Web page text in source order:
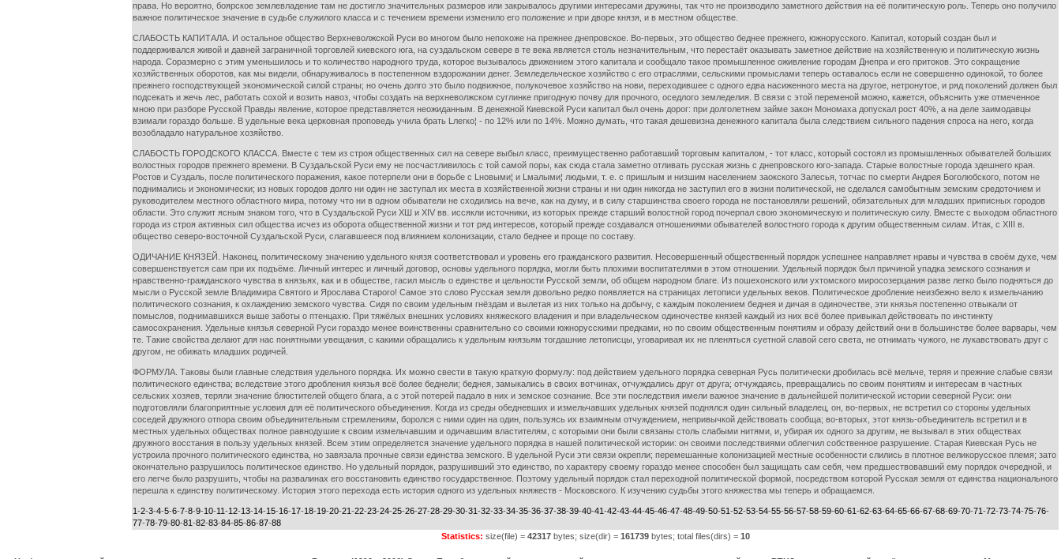
права. Но вероятно, боярское землевладение там не достигло значительных размеров или закрывалось другими интересами дружины, так что не производило заметного действия на её политическую роль. Теперь оно получило
важное политическое значение в судьбе служилого класса и с течением времени изменило его положение и при дворе князя, и в местном обществе.
СЛАБОСТЬ КАПИТАЛА. И остальное общество Верхневолжской Руси во многом было непохоже на прежнее днепровское. Во-первых, это общество беднее прежнего, южнорусского. Капитал, который создан был и
поддерживался живой и давней заграничной торговлей киевского юга, на суздальском севере в те века является столь незначительным, что перестаёт оказывать заметное действие на хозяйственную и политическую жизнь
народа. Соразмерно с этим уменьшилось и то количество народного труда, которое вызывалось движением этого капитала и сообщало такое промышленное оживление городам Днепра и его притоков. Это сокращение
хозяйственных оборотов, как мы видели, обнаруживалось в постепенном вздорожании денег. Земледельческое хозяйство с его отраслями, сельскими промыслами теперь оставалось если не совершенно одинокой, то более
прежнего господствующей экономической силой страны; но очень долго это было подвижное, полукочевое хозяйство на нови, переходившее с одного едва насиженного места на другое, нетронутое, и ряд поколений должен был
подсекать и жечь лес, работать сохой и возить навоз, чтобы создать на верхневолжском суглинке пригодную почву для прочного, оседлого земледелия. В связи с этой переменой можно, кажется, объяснить уже отмеченное
мною при разборе Русской Правды явление, которое представляется неожиданным. В денежной Киевской Руси капитал был очень дорог: при долголетнем займе закон Мономаха допускал рост 40%, а на деле заимодавцы
взимали гораздо больше. В удельные века церковная проповедь учила брать Lлегко¦ - по 12% или по 14%. Можно думать, что такая дешевизна денежного капитала была следствием сильного падения спроса на него, когда
возобладало натуральное хозяйство.
СЛАБОСТЬ ГОРОДСКОГО КЛАССА. Вместе с тем из строя общественных сил на севере выбыл класс, преимущественно работавший торговым капиталом, - тот класс, который состоял из промышленных обывателей больших
волостных городов прежнего времени. В Суздальской Руси ему не посчастливилось с той самой поры, как сюда стала заметно отливать русская жизнь с днепровского юго-запада. Старые волостные города здешнего края.
Ростов и Суздаль, после политического поражения, какое потерпели они в борьбе с Lновыми¦ и Lмалыми¦ людьми, т. е. с пришлым и низшим населением заокского Залесья, тотчас по смерти Андрея Боголюбского, потом не
поднимались и экономически; из новых городов долго ни один не заступал их места в хозяйственной жизни страны и ни один никогда не заступил его в жизни политической, не сделался самобытным земским средоточием и
руководителем местного областного мира, потому что ни в одном обыватели не сходились на вече, как на думу, и в силу старшинства своего города не постановляли решений, обязательных для младших приписных городов
области. Это служит ясным знаком того, что в Суздальской Руси ХШ и XIV вв. иссякли источники, из которых прежде старший волостной город почерпал свою экономическую и политическую силу. Вместе с выходом областного
города из строя активных сил общества исчез из оборота общественной жизни и тот ряд интересов, который прежде создавался отношениями обывателей волостного города к другим общественным силам. Итак, с XIII в.
общество северо-восточной Суздальской Руси, слагавшееся под влиянием колонизации, стало беднее и проще по составу.
ОДИЧАНИЕ КНЯЗЕЙ. Наконец, политическому значению удельного князя соответствовал и уровень его гражданского развития. Несовершенный общественный порядок успешнее направляет нравы и чувства в своём духе, чем
совершенствуется сам при их подъёме. Личный интерес и личный договор, основы удельного порядка, могли быть плохими воспитателями в этом отношении. Удельный порядок был причиной упадка земского сознания и
нравственно-гражданского чувства в князьях, как и в обществе, гасил мысль о единстве и цельности Русской земли, об общем народном благе. Из пошехонского или ухтомского миросозерцания разве легко было подняться до
мысли о Русской земле Владимира Святого и Ярослава Старого! Самое это слово Русская земля довольно редко появляется на страницах летописи удельных веков. Политическое дробление неизбежно вело к измельчанию
политического сознания, к охлаждению земского чувства. Сидя по своим удельным гнёздам и вылетая из них только на добычу, с каждым поколением беднея и дичая в одиночестве, эти князья постепенно отвыкали от
помыслов, поднимавшихся выше заботы о птенцахю. При тяжёлых внешних условиях княжеского владения и при владельческом одиночестве князей каждый из них всё более привыкал действовать по инстинкту
самосохранения. Удельные князья северной Руси гораздо менее воинственны сравнительно со своими южнорусскими предками, но по своим общественным понятиям и образу действий они в большинстве более варвары, чем
те. Такие свойства делают для нас понятными увещания, с какими обращались к удельным князьям тогдашние летописцы, уговаривая их не пленяться суетной славой сего света, не отнимать чужого, не лукавствовать друг с
другом, не обижать младших родичей.
ФОРМУЛА. Таковы были главные следствия удельного порядка. Их можно свести в такую краткую формулу: под действием удельного порядка северная Русь политически дробилась всё мельче, теряя и прежние слабые связи
политического единства; вследствие этого дробления князья всё более беднели; беднея, замыкались в своих вотчинах, отчуждались друг от друга; отчуждаясь, превращались по своим понятиям и интересам в частных
сельских хозяев, теряли значение блюстителей общего блага, а с этой потерей падало в них и земское сознание. Все эти последствия имели важное значение в дальнейшей политической истории северной Руси: они
подготовляли благоприятные условия для её политического объединения. Когда из среды обедневших и измельчавших удельных князей поднялся один сильный владелец, он, во-первых, не встретил со стороны удельных
соседей дружного отпора своим объединительным стремлениям, боролся с ними один на один, пользуясь их взаимным отчуждением, непривычкой действовать сообща; во-вторых, этот князь-объединитель встретил и в
местных удельных обществах полное равнодушие к своим измельчавшим и одичавшим властителям, с которыми они были связаны столь слабыми нитями, и, убирая их одного за другим, не вызывал в этих обществах
дружного восстания в пользу удельных князей. Всем этим определяется значение удельного порядка в нашей политической истории: он своими последствиями облегчил собственное разрушение. Старая Киевская Русь не
устроила прочного политического единства, но завязала прочные связи единства земского. В удельной Руси эти связи окрепли; перемешанные колонизацией местные особенности слились в плотное великорусское племя; зато
окончательно разрушилось политическое единство. Но удельный порядок, разрушивший это единство, по характеру своему гораздо менее способен был защищать сам себя, чем предшествовавший ему порядок очередной, и
его легче было разрушить, чтобы на развалинах его восстановить единство государственное. Поэтому удельный порядок стал переходной политической формой, посредством которой Русская земля от единства национального
перешла к единству политическому. История этого перехода есть история одного из удельных княжеств - Московского. К изучению судьбы этого княжества мы теперь и обращаемся.
1-2-3-4-5-6-7-8-9-10-11-12-13-14-15-16-17-18-19-20-21-22-23-24-25-26-27-28-29-30-31-32-33-34-35-36-37-38-39-40-41-42-43-44-45-46-47-48-49-50-51-52-53-54-55-56-57-58-59-60-61-62-63-64-65-66-67-68-69-70-71-72-73-74-75-76-
77-78-79-80-81-82-83-84-85-86-87-88
Statistics: size(file) = 42317bytes; size(dir) = 161739bytes; total files(dirs) = 10